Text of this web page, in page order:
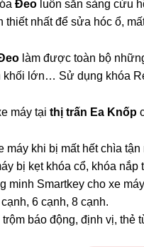
Đeo luôn sẵn sàng cứu
thiết nhất để sửa hóc ổ,
làm được toàn bộ
khối lớn… Sử dụng khóa
máy tại thị trấn Ea Knốp
máy khi bị mất hết chìa
bị kẹt khóa cổ, khóa
minh Smartkey cho xe
6 cạnh, 8 cạnh.
trộm báo động, định vị, thẻ